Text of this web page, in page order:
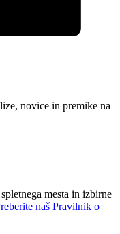
novice in premike na
mesta in izbirne
naš Pravilnik o